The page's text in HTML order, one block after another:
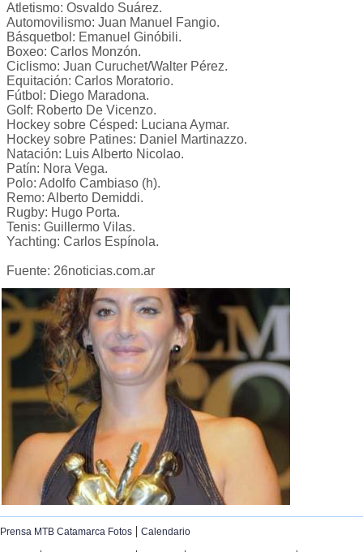
Atletismo: Osvaldo Suárez.
Automovilismo: Juan Manuel Fangio.
Básquetbol: Emanuel Ginóbili.
Boxeo: Carlos Monzón.
Ciclismo: Juan Curuchet/Walter Pérez.
Equitación: Carlos Moratorio.
Fútbol: Diego Maradona.
Golf: Roberto De Vicenzo.
Hockey sobre Césped: Luciana Aymar.
Hockey sobre Patines: Daniel Martinazzo.
Natación: Luis Alberto Nicolao.
Patín: Nora Vega.
Polo: Adolfo Cambiaso (h).
Remo: Alberto Demiddi.
Rugby: Hugo Porta.
Tenis: Guillermo Vilas.
Yachting: Carlos Espínola.
Fuente: 26noticias.com.ar
Prensa MTB Catamarca Fotos | Calendario